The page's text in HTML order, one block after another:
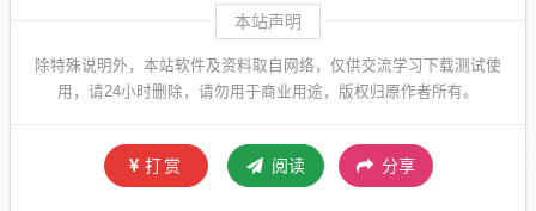
本站声明
除特殊说明外，本站软件及资料取自网络，仅供交流学习下载测试使
用，请24小时删除，请勿用于商业用途，版权归原作者所有。
打赏 阅读 分享